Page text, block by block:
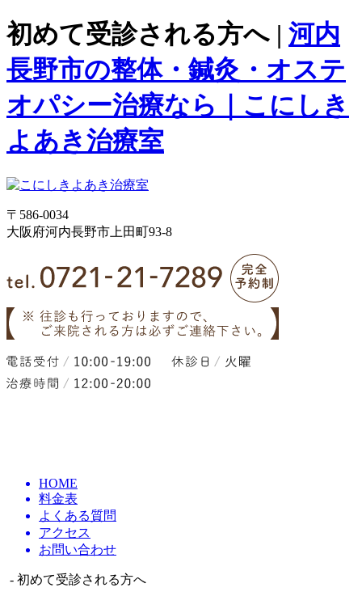
初めて受診される方へ | 河内
長野市の整体・鍼灸・オステ
オパシー治療なら｜こにしき
よあき治療室
〒586-0034
大阪府河内長野市上田町93-8
HOME
料金表
よくある質問
アクセス
お問い合わせ
- 初めて受診される方へ